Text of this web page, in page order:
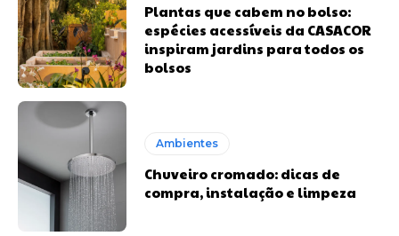
Plantas que cabem no bolso:
espécies acessíveis da CASACOR
inspiram jardins para todos os
bolsos
Ambientes
Chuveiro cromado: dicas de
compra, instalação e limpeza